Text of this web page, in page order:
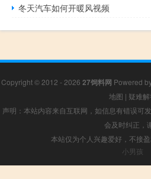
冬天汽车如何开暖风视频
Copyright © 2012 - 2026 27饲料网 Powered
地图 | 疑难
声明：本站内容来自互联网，如信息有错误可
会及时纠正，
本站仅为个人兴趣爱好，不接
小男孩